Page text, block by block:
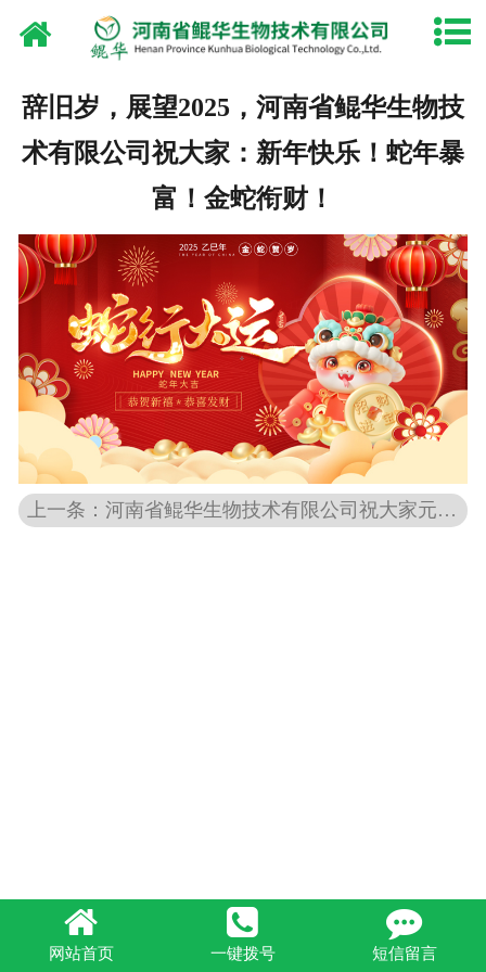
网站首页
产品中心
厂容厂貌
资质荣誉
新闻中心
油脂设备
联系我们
淘宝店铺
辞旧岁，展望2025，河南省鲲华生物技
术有限公司祝大家：新年快乐！蛇年暴
富！金蛇衔财！
上一条：河南省鲲华生物技术有限公司祝大家元旦快乐
网站首页 一键拨号 短信留言